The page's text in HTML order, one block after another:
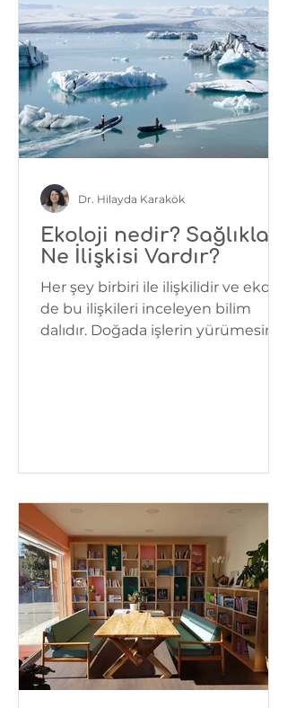
Ekoloji nedir? Sağlıkla
Ne İlişkisi Vardır?
Her şey birbiri ile ilişkilidir ve ekoloji
de bu ilişkileri inceleyen bilim
dalıdır. Doğada işlerin yürümesinin
Dr. Hilayda Karakök